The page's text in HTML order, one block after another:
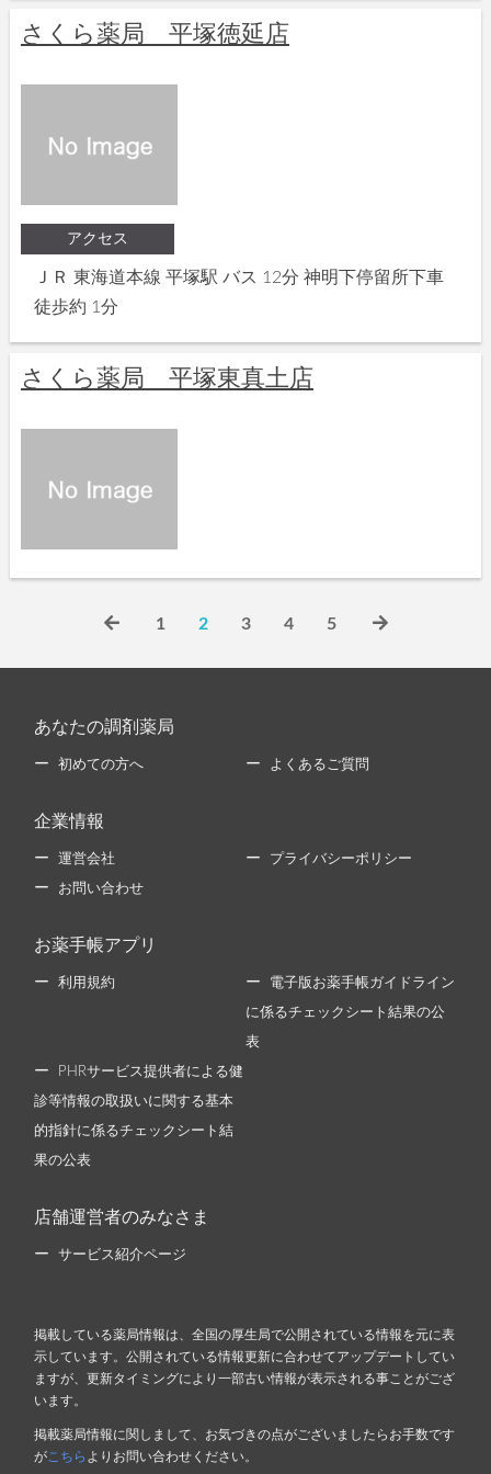
さくら薬局 平塚徳延店
アクセス
ＪＲ 東海道本線 平塚駅 バス 12分 神明下停留所下車
徒歩約 1分
さくら薬局 平塚東真土店
1 2 3 4 5
あなたの調剤薬局
初めての方へ よくあるご質問
企業情報
運営会社 プライバシーポリシー
お問い合わせ
お薬手帳アプリ
利用規約 電子版お薬手帳ガイドライン
に係るチェックシート結果の公
表
PHRサービス提供者による健
診等情報の取扱いに関する基本
的指針に係るチェックシート結
果の公表
店舗運営者のみなさま
サービス紹介ページ
掲載している薬局情報は、全国の厚生局で公開されている情報を元に表
示しています。公開されている情報更新に合わせてアップデートしてい
ますが、更新タイミングにより一部古い情報が表示される事ことがござ
います。
掲載薬局情報に関しまして、お気づきの点がございましたらお手数です
が こちら よりお問い合わせください。